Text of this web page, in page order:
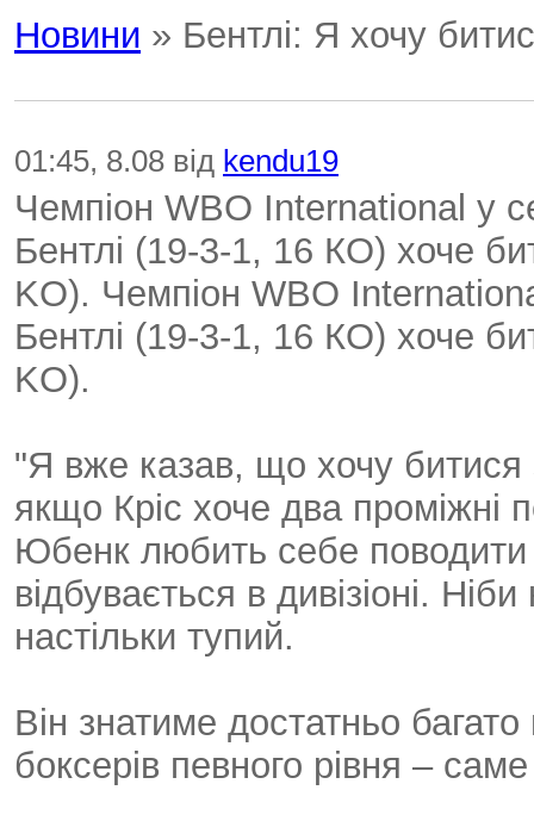
Новини » Бентлі: Я хочу
01:45, 8.08 від kendu19
Чемпіон WBO International у
Бентлі (19-3-1, 16 КО) хоче
KO). Чемпіон WBO
Бентлі (19-3-1, 16 КО) хоче
KO).
"Я вже казав, що хочу
якщо Кріс хоче два проміжні
Юбенк любить себе поводити
відбувається в дивізіоні.
настільки тупий.
Він знатиме достатньо
боксерів певного рівня –